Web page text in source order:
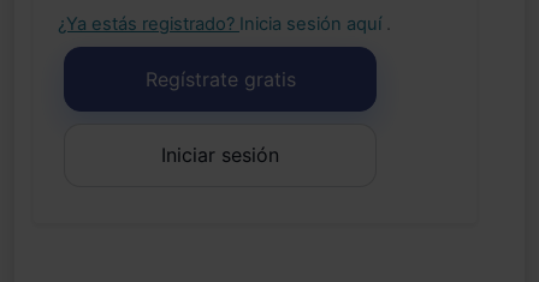
¿Ya estás registrado? Inicia sesión aquí .
Regístrate gratis
Iniciar sesión